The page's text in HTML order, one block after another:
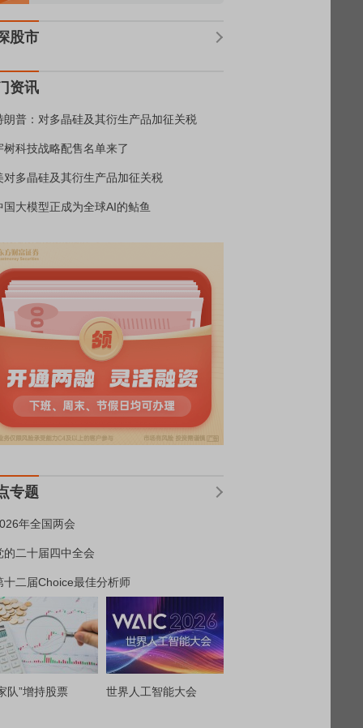
股市
资讯
朗普：对多晶硅及其衍生产品加征关税
树科技战略配售名单来了
对多晶硅及其衍生产品加征关税
国大模型正成为全球AI的鲇鱼
专题
年全国两会
的二十届四中全会
十二届Choice最佳分析师
队”增持股票 世界人工智能大会